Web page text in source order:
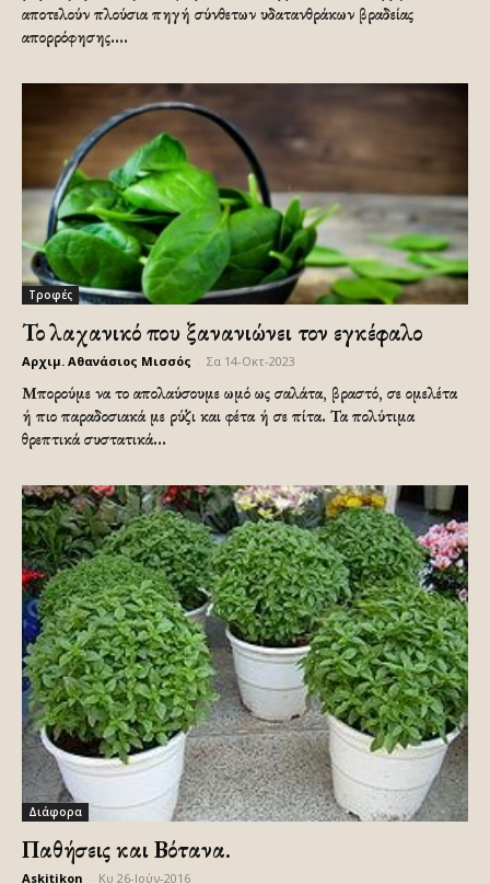
αποτελούν πλούσια πηγή σύνθετων υδατανθράκων βραδείας
απορρόφησης....
Τροφές
Το λαχανικό που ξανανιώνει τον εγκέφαλο
Αρχιμ. Αθανάσιος Μισσός Σα 14-Οκτ-2023
Μπορούμε να το απολαύσουμε ωμό ως σαλάτα, βραστό, σε ομελέτα
ή πιο παραδοσιακά με ρύζι και φέτα ή σε πίτα. Τα πολύτιμα
θρεπτικά συστατικά...
Διάφορα
Παθήσεις και Βότανα.
Askitikon Κυ 26-Ιούν-2016